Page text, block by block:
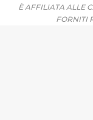
È AFFILIATA ALLE
FORNITI